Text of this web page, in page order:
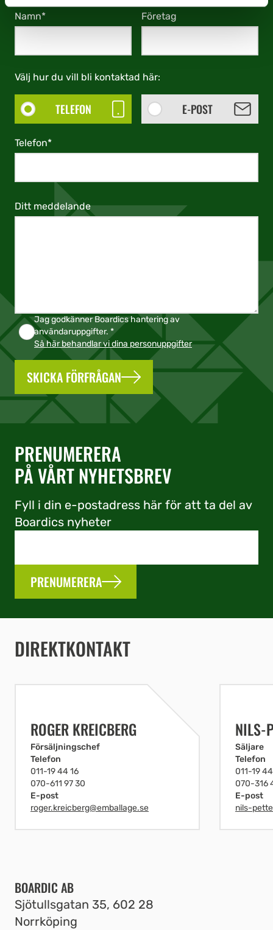
Namn* Företag
Välj hur du vill bli kontaktad här:
TELEFON E-POST
Telefon*
Ditt meddelande
Jag godkänner Boardics hantering av
användaruppgifter. *
Så här behandlar vi dina personuppgifter
SKICKA FÖRFRÅGAN
PRENUMERERA
PÅ VÅRT NYHETSBREV
Fyll i din e-postadress här för att ta del av
Boardics nyheter
PRENUMERERA
DIREKTKONTAKT
ROGER KREICBERG
Försäljningschef
Telefon
011-19 44 16
070-611 97 30
E-post
roger.kreicberg@emballage.se
NILS-
Säljare
Telefon
011-19
070-316
E-post
nils-
BOARDIC AB
Sjötullsgatan 35, 602 28
Norrköping